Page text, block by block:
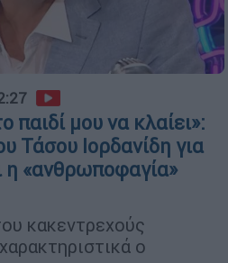
μου να κλαίει»:
Τάσου Ιορδανίδη για
η «ανθρωποφαγία»
κακεντρεχούς
ο